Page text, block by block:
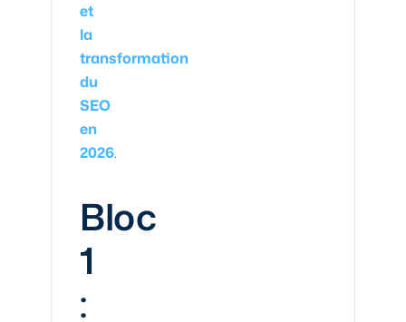
et
la
transformation
du
SEO
en
2026.
Bloc
1
: